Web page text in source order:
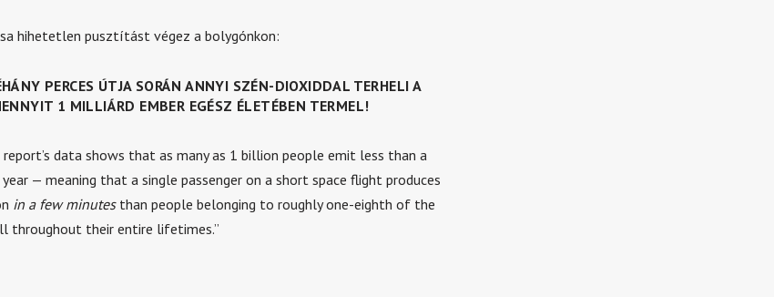
hihetetlen pusztítást végez a bolygónkon:
PERCES ÚTJA SORÁN ANNYI SZÉN-DIOXIDDAL TERHELI A
1 MILLIÁRD EMBER EGÉSZ ÉLETÉBEN TERMEL!
report’s data shows that as many as 1 billion people emit less than a
— meaning that a single passenger on a short space flight produces
in a few minutesthan people belonging to roughly one-eighth of the
throughout their entire lifetimes.”